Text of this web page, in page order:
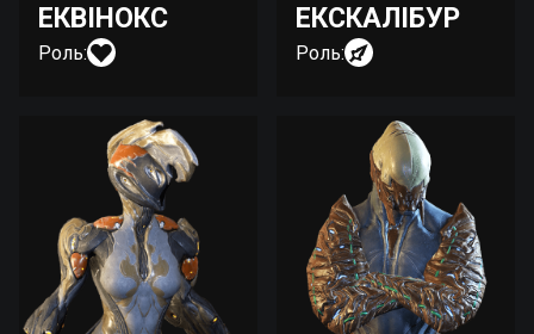
ЕКВІНОКС
Роль:
ЕКСКАЛІБУР
Роль: